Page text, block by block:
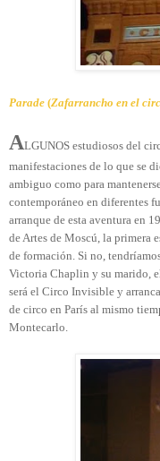
Parade (Zafarrancho en el
ALGUNOS estudiosos del
manifestaciones de lo que se
ambiguo como para
contemporáneo en diferentes
arranque de esta aventura en
de Artes de Moscú, la primera
de formación. Si no,
Victoria Chaplin y su marido,
será el Circo Invisible y
de circo en París al mismo
Montecarlo.